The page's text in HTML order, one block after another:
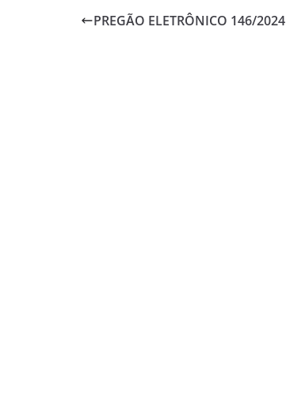
PREGÃO ELETRÔNICO 146/2024